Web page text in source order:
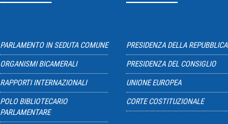
PARLAMENTO IN SEDUTA COMUNE
ORGANISMI BICAMERALI
RAPPORTI INTERNAZIONALI
POLO BIBLIOTECARIO
PARLAMENTARE
PRESIDENZA DELLA REPUBBLICA
PRESIDENZA DEL CONSIGLIO
UNIONE EUROPEA
CORTE COSTITUZIONALE